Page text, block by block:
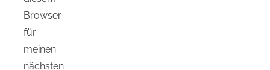
Browser
für
meinen
nächsten